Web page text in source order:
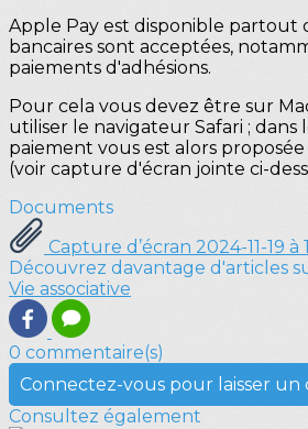
Apple Pay est disponible partout
bancaires sont acceptées,
paiements d'adhésions.
Pour cela vous devez être sur
utiliser le navigateur Safari ; dans
paiement vous est alors
(voir capture d'écran jointe ci-
Documents
Capture d’écran 2024-11-19 à
Découvrez davantage d'articles
Vie associative
0 commentaire(s)
Connectez-vous pour laisser un
Consultez également